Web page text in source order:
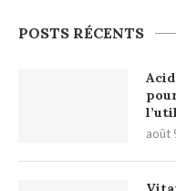
POSTS RÉCENTS
août